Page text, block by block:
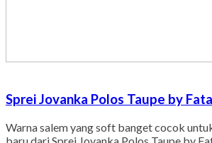
Sprei Jovanka Polos Taupe by
Warna salem yang soft banget cocok